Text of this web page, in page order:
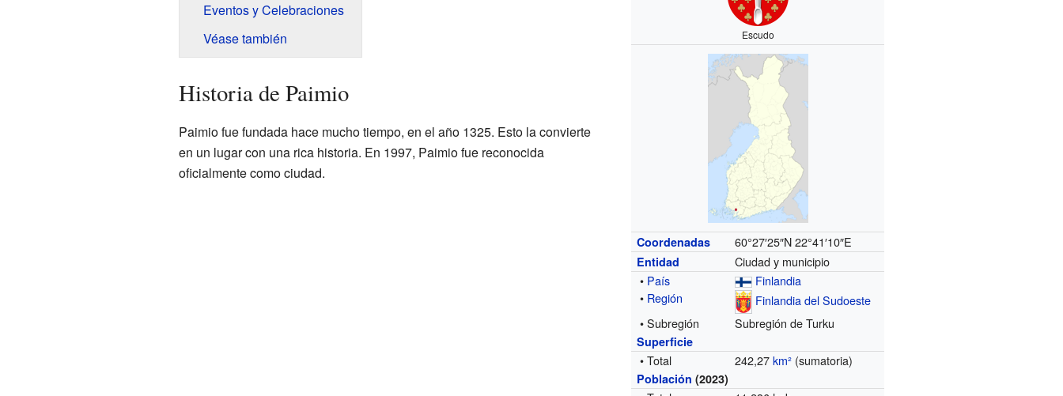
Escudo
Coordenadas 60°27′25″N 22°41′10″E
Entidad
Ciudad y municipio
• País
Finlandia
• Región
Finlandia del Sudoeste
• Subregión
Subregión de Turku
Superficie
• Total 242,27km² (sumatoria)
Población (2023)
Eventos y Celebraciones
Véase también
Historia de Paimio
Paimio fue fundada hace mucho tiempo, en el año 1325. Esto la convierte
en un lugar con una rica historia. En 1997, Paimio fue reconocida
oficialmente como ciudad.